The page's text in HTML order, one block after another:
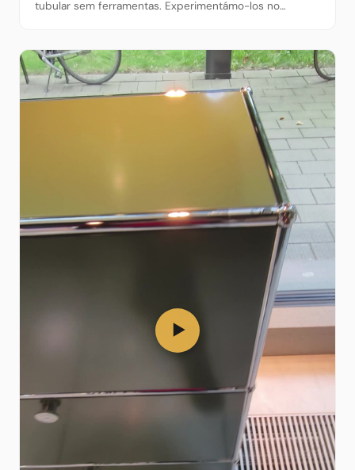
tubular sem ferramentas. Experimentámo-los no
▶